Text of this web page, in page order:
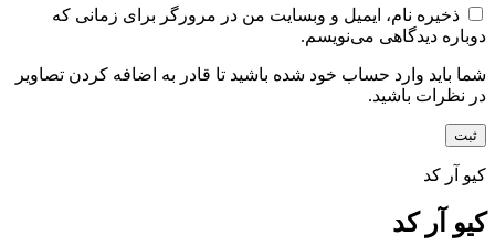
ذخیره نام، ایمیل و وبسایت من در مرورگر برای زمانی که
دوباره دیدگاهی می‌نویسم.
شما باید وارد حساب خود شده باشید تا قادر به اضافه کردن تصاویر
در نظرات باشید.
کیو آر کد
کیو آر کد